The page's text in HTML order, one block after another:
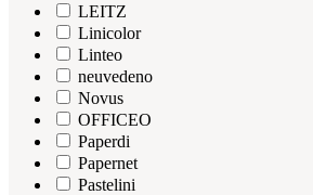
LEITZ
Linicolor
Linteo
neuvedeno
Novus
OFFICEO
Paperdi
Papernet
Pastelini